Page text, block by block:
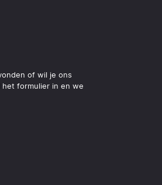
of wil je ons
formulier in en we